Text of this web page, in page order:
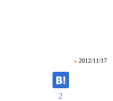
» 2012/11/17
2